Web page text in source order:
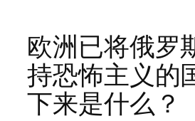
欧洲已将俄罗
持恐怖主义的
下来是什么？